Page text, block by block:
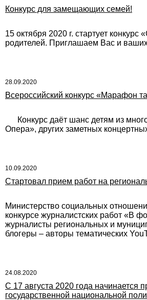
Конкурс для замещающих семей!
15 октября 2020 г. стартует
родителей. Приглашаем Вас и
28.09.2020
Всероссийский конкурс «Марафон
Конкурс даёт шанс детям из
Опера», других заметных
10.09.2020
Стартовал прием работ на
Министерство социальных
конкурсе журналистских работ «В
журналисты региональных и
блогеры – авторы тематических
24.08.2020
С 17 августа 2020 года начинается
государственной национальной